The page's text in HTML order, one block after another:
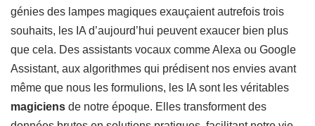
génies des lampes magiques exauçaient autrefois trois
souhaits, les IA d’aujourd’hui peuvent exaucer bien plus
que cela. Des assistants vocaux comme Alexa ou Google
Assistant, aux algorithmes qui prédisent nos envies avant
même que nous les formulions, les IA sont les véritables
magiciens de notre époque. Elles transforment des